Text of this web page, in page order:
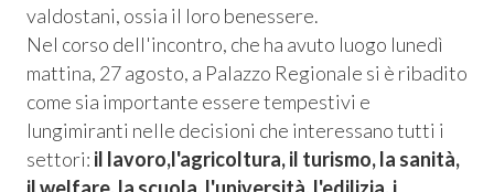
valdostani, ossia il loro benessere.
Nel corso dell'incontro, che ha avuto luogo lunedì
mattina, 27 agosto, a Palazzo Regionale si è ribadito
come sia importante essere tempestivi e
lungimiranti nelle decisioni che interessano tutti i
settori: il lavoro,l'agricoltura, il turismo, la sanità,